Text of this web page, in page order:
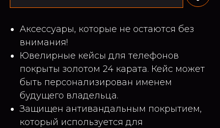
Аксессуары, которые не остаются без
внимания!
Ювелирные кейсы для телефонов
покрыты золотом 24 карата. Кейс может
быть персонализирован именем
будущего владельца.
Защищен антивандальным покрытием,
который используется для